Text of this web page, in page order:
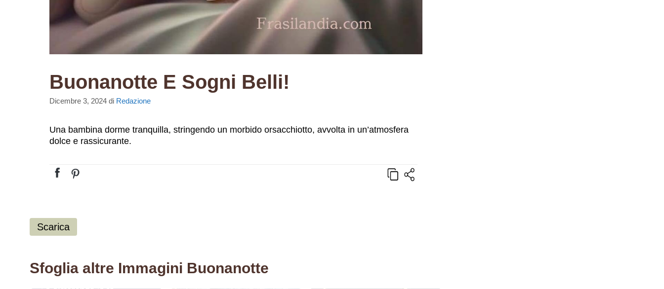
Buonanotte E Sogni Belli!
Dicembre 3, 2024 di Redazione
Una bambina dorme tranquilla, stringendo un morbido orsacchiotto, avvolta in un’atmosfera
dolce e rassicurante.
Scarica
Sfoglia altre Immagini Buonanotte